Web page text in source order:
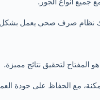
نظام صرف صحي يعمل بشكل
المفتاح لتحقيق نتائج مميزة.
مع الحفاظ على جودة